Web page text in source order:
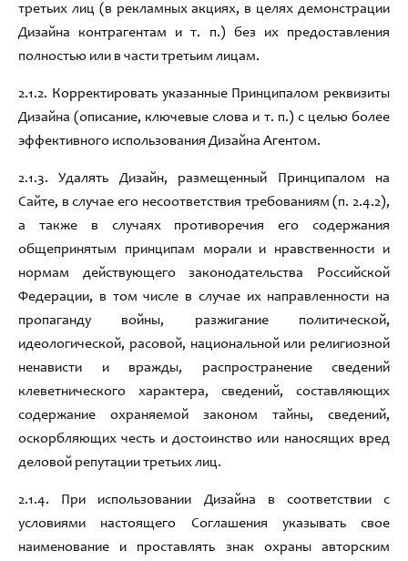
третьих лиц (в рекламных акциях, в целях демонстрации
Дизайна контрагентам и т. п.)
без их предоставления
полностью или в частитретьим лицам.
2.1.2. Корректировать указанные Принципалом реквизиты
Дизайна(описание, ключевые слова и т. п.) с целью более
эффективного использования Дизайна Агентом.
2.1.3. Удалять Дизайн, размещенный Принципалом на
Сайте, в случае его несоответствия требованиям(п. 2.4.2),
а также в случаях противоречия его содержания
общепринятым
принципам морали и нравственности и
нормам действующего законодательства Российской
Федерации, в том числе в случае их направленности на
пропаганду войны, разжигание политической,
идеологической, расовой, национальной или религиозной
ненависти и вражды, распространение сведений
клеветнического характера, сведений,
составляющих
содержание охраняемой законом тайны, сведений,
оскорбляющих честь и достоинство или наносящих вред
деловой репутации третьих лиц.
2.1.4.
При использовании Дизайна в соответствии с
условиями настоящего Соглашения указывать свое
наименование и проставлять знак охраны авторским